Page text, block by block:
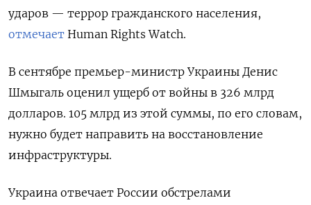
ударов — террор гражданского населения,
отмечает Human Rights Watch.
В сентябре премьер-министр Украины Денис
Шмыгаль оценил ущерб от войны в 326 млрд
долларов. 105 млрд из этой суммы, по его словам,
нужно будет направить на восстановление
инфраструктуры.
Украина отвечает России обстрелами